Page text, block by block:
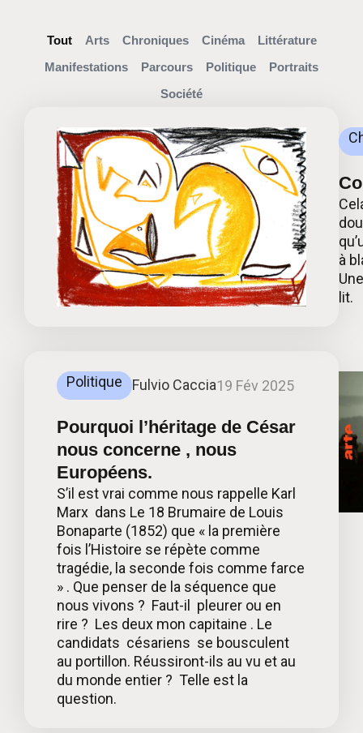
Arts Chroniques Cinéma
Littérature
Manifestations
Parcours Politique
Portraits
Société
Tout
à
lit.
Politique Fulvio Caccia19 Fév 2025
Pourquoi l’héritage de César
nous concerne , nous
Européens.
S’il est vrai comme nous rappelle Karl
Marx dans Le 18 Brumaire de Louis
Bonaparte (1852) que « la première
fois l’Histoire se répète comme
tragédie, la seconde fois comme farce
» . Que penser de la séquence que
nous vivons ? Faut-il pleurer ou en
rire ? Les deux mon capitaine . Le
candidats césariens se bousculent
au portillon. Réussiront-ils au vu et au
du monde entier ? Telle est la
question.